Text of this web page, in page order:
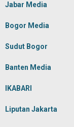
Jabar Media
Bogor Media
Sudut Bogor
Banten Media
IKABARI
Liputan Jakarta